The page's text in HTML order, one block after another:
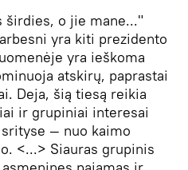
širdies, o jie mane..."
yra kiti prezidento
yra ieškoma
atskirų, paprastai
Deja, šią tiesą reikia
ir grupiniai interesai
— nuo kaimo
<...> Siauras grupinis